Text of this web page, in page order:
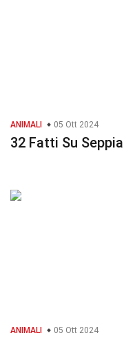
ANIMALI 05 Ott 2024
32 Fatti Su Seppia
ANIMALI 05 Ott 2024